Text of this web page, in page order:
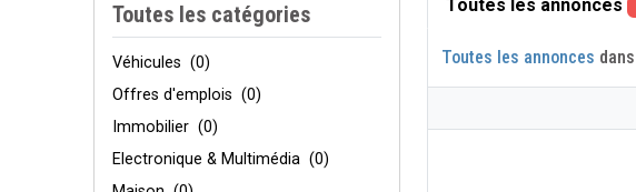
Toutes les catégories
Véhicules (0)
Offres d'emplois (0)
Immobilier (0)
Electronique & Multimédia (0)
Toutes les annonces
Toutes les annonces dans